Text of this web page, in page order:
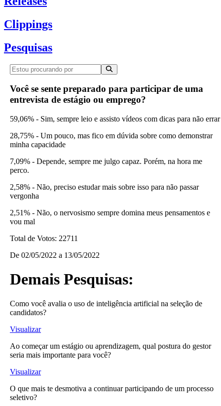
Clippings
Pesquisas
Você se sente preparado para participar de uma
entrevista de estágio ou emprego?
59,06% - Sim, sempre leio e assisto vídeos com dicas para não errar
28,75% - Um pouco, mas fico em dúvida sobre como demonstrar
minha capacidade
7,09% - Depende, sempre me julgo capaz. Porém, na hora me
perco.
2,58% - Não, preciso estudar mais sobre isso para não passar
vergonha
2,51% - Não, o nervosismo sempre domina meus pensamentos e
vou mal
Total de Votos: 22711
De 02/05/2022 a 13/05/2022
Demais Pesquisas:
Como você avalia o uso de inteligência artificial na seleção de
candidatos?
Visualizar
Ao começar um estágio ou aprendizagem, qual postura do gestor
seria mais importante para você?
Visualizar
O que mais te desmotiva a continuar participando de um processo
seletivo?